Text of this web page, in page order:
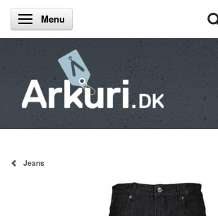
Skifte navigation
Menu
Jeans